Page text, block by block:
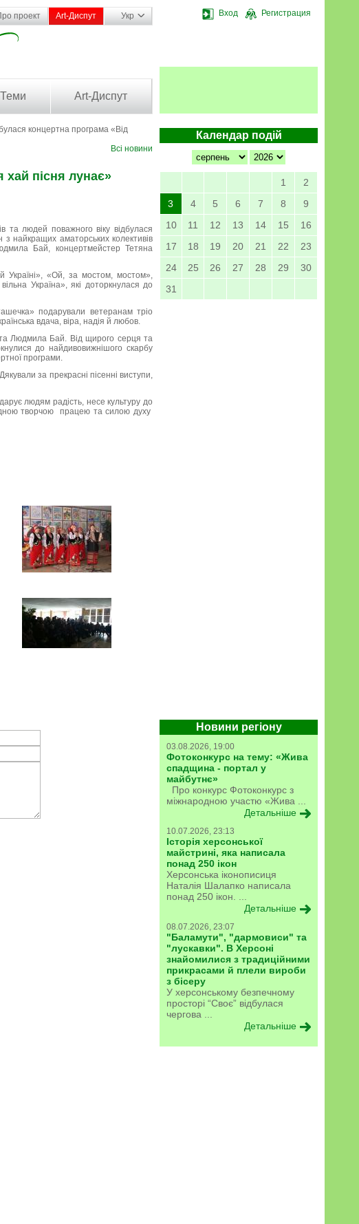
Вход Регистрация
проект Art-Диспут Укр
Art-Диспут
Календар подій
1
2
3
4 5 6 7 8
9
10
11 12 13 14 15
16
17
18 19 20 21 22
23
24
25 26 27 28 29
30
31
Новини регіону
03.08.2026, 19:00
Фотоконкурс на тему: «Жива
спадщина - портал у
майбутнє»
Про конкурс Фотоконкурс з
міжнародною участю «Жива ...
Детальніше
10.07.2026, 23:13
Історія херсонської
майстрині, яка написала
понад 250 ікон
Херсонська іконописиця
Наталія Шалапко написала
понад 250 ікон. ...
Детальніше
08.07.2026, 23:07
"Баламути", "дармовиси" та
"лускавки". В Херсоні
знайомилися з традиційними
прикрасами й плели вироби
з бісеру
У херсонському безпечному
просторі “Своє” відбулася
чергова ...
Детальніше
концертна програма «Від
Всі новини
хай пісня лунає»
людей поважного віку відбулася
найкращих аматорських колективів
Бай, концертмейстер Тетяна
Україні», «Ой, за мостом, мостом»,
Україна», які доторкнулася до
подарували ветеранам тріо
вдача, віра, надія й любов.
Людмила Бай. Від щирого серця та
до найдивовижнішого скарбу
програми.
за прекрасні пісенні виступи,
людям радість, несе культуру до
творчою працею та силою духу